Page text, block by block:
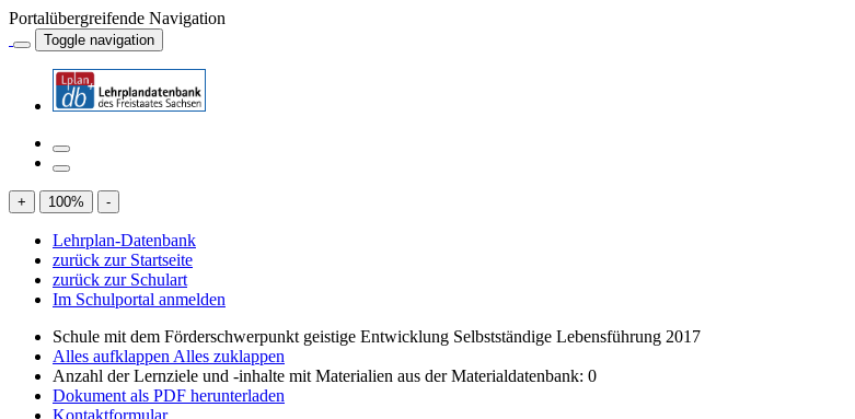
Portalübergreifende Navigation
Toggle navigation
+ 100% -
Lehrplan-Datenbank
zurück zur Startseite
zurück zur Schulart
Im Schulportal anmelden
Schule mit dem Förderschwerpunkt geistige Entwicklung Selbstständige Lebensführung 2017
Alles aufklappen Alles zuklappen
Anzahl der Lernziele und -inhalte mit Materialien aus der Materialdatenbank: 0
Dokument als PDF herunterladen
Kontaktformular